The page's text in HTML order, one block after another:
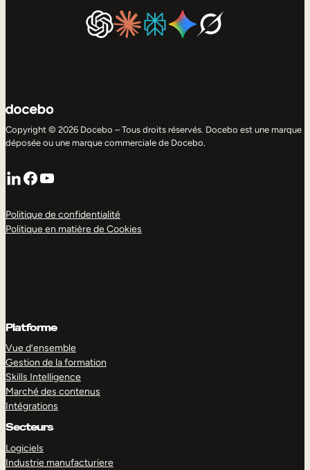
Copyright © 2026 Docebo – Tous droits réservés. Docebo est une marque
déposée ou une marque commerciale de Docebo.
LinkedIn
Facebook
YouTube
Politique de confidentialité
Politique en matière de Cookies
Platforme
Vue d’ensemble
Gestion de la formation
Skills Intelligence
Marché des contenus
Intégrations
Secteurs
Logiciels
Industrie manufacturiere